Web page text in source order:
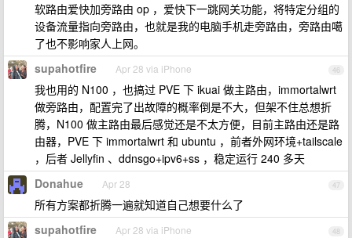
软路由爱快加旁路由 op ，爱快下一跳网关功能，将特定分组的
设备流量指向旁路由，也就是我的电脑手机走旁路由，旁路由噶
了也不影响家人上网。
46
supahotfire Apr 28 via iPhone
我也用的 N100 ，也搞过 PVE 下 ikuai 做主路由，immortalwrt
做旁路由，配置完了出故障的概率倒是不大，但架不住总想折
腾，N100 做主路由最后感觉还是不太方便，目前主路由还是路
由器，PVE 下 immortalwrt 和 ubuntu ，前者外网环境+tailscale
，后者 Jellyfin 、ddnsgo+ipv6+ss ，稳定运行 240 多天
47
Donahue Apr 28
所有方案都折腾一遍就知道自己想要什么了
48
supahotfire Apr 28 via iPhone